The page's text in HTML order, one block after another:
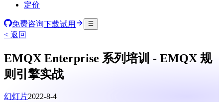
定价
免费咨询下载试用
< 返回
EMQX Enterprise 系列培训 - EMQX 规
则引擎实战
幻灯片2022-8-4